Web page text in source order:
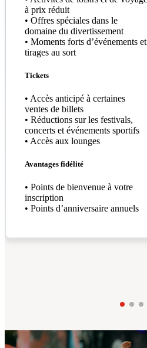
à prix réduit
• Offres spéciales dans le
domaine du divertissement
• Moments forts d’événements et
tirages au sort
Tickets
• Accès anticipé à certaines
ventes de billets
• Réductions sur les festivals,
concerts et événements sportifs
• Accès aux lounges
Avantages fidélité
• Points de bienvenue à votre
inscription
• Points d’anniversaire annuels